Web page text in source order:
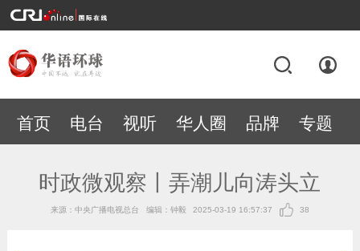
首页 电台 视听 华人圈 品牌 专题
时政微观察丨弄潮儿向涛头立
来源：中央广播电视总台 编辑：钟毅 2025-03-19 16:57:37 38